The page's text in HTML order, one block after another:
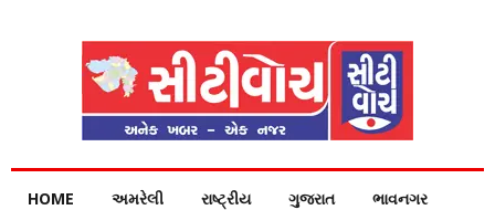
HOME અમરેલી રાષ્ટ્રીય ગુજરાત ભાવનગર